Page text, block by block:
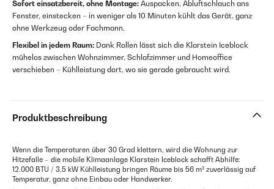
Sofort einsatzbereit, ohne Montage: Auspacken, Abluftschlauch ans
Fenster, einstecken – in weniger als 10 Minuten kühlt das Gerät, ganz
ohne Werkzeug oder Fachmann.
Flexibel in jedem Raum: Dank Rollen lässt sich die Klarstein Iceblock
mühelos zwischen Wohnzimmer, Schlafzimmer und Homeoffice
verschieben – Kühlleistung dort, wo sie gerade gebraucht wird.
Produktbeschreibung
Wenn die Temperaturen über 30 Grad klettern, wird die Wohnung zur
Hitzefalle – die mobile Klimaanlage Klarstein Iceblock schafft Abhilfe:
12.000 BTU / 3,5 kW Kühlleistung bringen Räume bis 56 m² zuverlässig auf
Temperatur, ganz ohne Einbau oder Handwerker.